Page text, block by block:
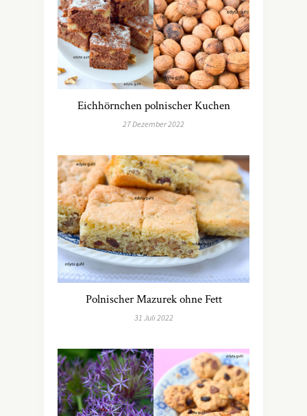
Eichhörnchen polnischer Kuchen
27 Dezember 2022
Polnischer Mazurek ohne Fett
31 Juli 2022